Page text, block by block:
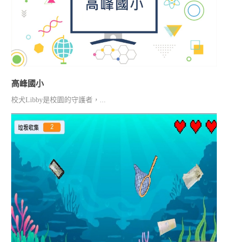
高峰國小
校犬Libby是校園的守護者，...